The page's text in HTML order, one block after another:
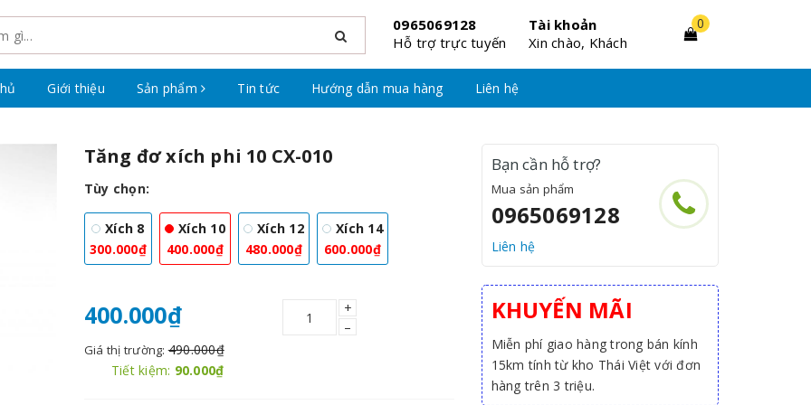
0965069128
Hỗ trợ trực tuyến
Tài khoản
Xin chào, Khách
0
Giới thiệu Sản phẩm Tin tức Hướng dẫn mua hàng Liên hệ
Tăng đơ xích phi 10 CX-010
Tùy chọn:
Xích 8
300.000₫
Xích 10
400.000₫
Xích 12
480.000₫
Xích 14
600.000₫
400.000₫
Giá thị trường:490.000₫
Tiết kiệm: 90.000₫
+
–
Bạn cần hỗ trợ?
Mua sản phẩm
0965069128
Liên hệ
KHUYẾN MÃI
Miễn phí giao hàng trong bán kính
15km tính từ kho Thái Việt với đơn
hàng trên 3 triệu.